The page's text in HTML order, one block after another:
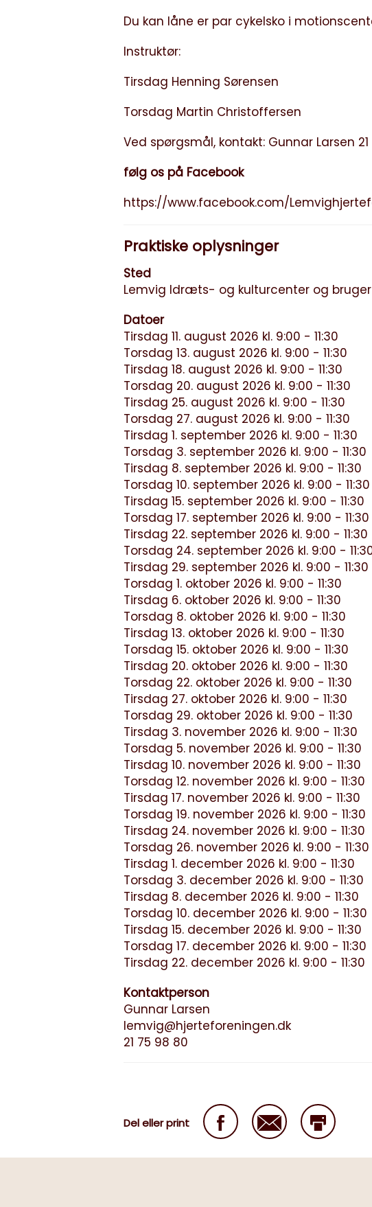
Du kan låne er par cykelsko i
Instruktør:
Tirsdag Henning Sørensen
Torsdag Martin Christoffersen
Ved spørgsmål, kontakt: Gunnar Larsen
følg os på Facebook
https://www.facebook.com/
Praktiske oplysninger
Sted
Lemvig Idræts- og kulturcenter og bruger
Datoer
Tirsdag 11. august 2026 kl. 9:00 - 11:30
Torsdag 13. august 2026 kl. 9:00 - 11:30
Tirsdag 18. august 2026 kl. 9:00 - 11:30
Torsdag 20. august 2026 kl. 9:00 - 11:30
Tirsdag 25. august 2026 kl. 9:00 - 11:30
Torsdag 27. august 2026 kl. 9:00 - 11:30
Tirsdag 1. september 2026 kl. 9:00 - 11:30
Torsdag 3. september 2026 kl. 9:00 - 11:30
Tirsdag 8. september 2026 kl. 9:00 - 11:30
Torsdag 10. september 2026 kl. 9:00 - 11:30
Tirsdag 15. september 2026 kl. 9:00 - 11:30
Torsdag 17. september 2026 kl. 9:00 - 11:30
Tirsdag 22. september 2026 kl. 9:00 - 11:30
Torsdag 24. september 2026 kl. 9:00 -
Tirsdag 29. september 2026 kl. 9:00 - 11:30
Torsdag 1. oktober 2026 kl. 9:00 - 11:30
Tirsdag 6. oktober 2026 kl. 9:00 - 11:30
Torsdag 8. oktober 2026 kl. 9:00 - 11:30
Tirsdag 13. oktober 2026 kl. 9:00 - 11:30
Torsdag 15. oktober 2026 kl. 9:00 - 11:30
Tirsdag 20. oktober 2026 kl. 9:00 - 11:30
Torsdag 22. oktober 2026 kl. 9:00 - 11:30
Tirsdag 27. oktober 2026 kl. 9:00 - 11:30
Torsdag 29. oktober 2026 kl. 9:00 - 11:30
Tirsdag 3. november 2026 kl. 9:00 - 11:30
Torsdag 5. november 2026 kl. 9:00 - 11:30
Tirsdag 10. november 2026 kl. 9:00 - 11:30
Torsdag 12. november 2026 kl. 9:00 - 11:30
Tirsdag 17. november 2026 kl. 9:00 - 11:30
Torsdag 19. november 2026 kl. 9:00 - 11:30
Tirsdag 24. november 2026 kl. 9:00 - 11:30
Torsdag 26. november 2026 kl. 9:00 - 11:30
Tirsdag 1. december 2026 kl. 9:00 - 11:30
Torsdag 3. december 2026 kl. 9:00 - 11:30
Tirsdag 8. december 2026 kl. 9:00 - 11:30
Torsdag 10. december 2026 kl. 9:00 - 11:30
Tirsdag 15. december 2026 kl. 9:00 - 11:30
Torsdag 17. december 2026 kl. 9:00 - 11:30
Tirsdag 22. december 2026 kl. 9:00 - 11:30
Kontaktperson
Gunnar Larsen
lemvig@hjerteforeningen.dk
21 75 98 80
Del eller print